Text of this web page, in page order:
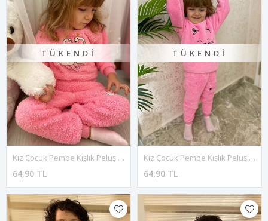
TÜKENDI
Kız Çocuk Pembe Kışlık Peluş Pijama Takımı 1P-4084
64,90 TL
TÜKENDI
Kız Çocuk Pembe Kışlık Peluş Pijama Takımı 1P-4083
64,90 TL